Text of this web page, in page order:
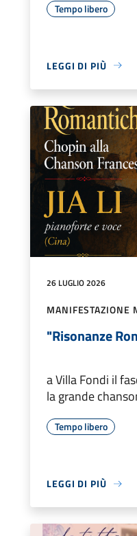
Tempo libero
LEGGI DI PIÙ
26 LUGLIO 2026
MANIFESTAZIONE
"Risonanze
a Villa Fondi il
la grande
Tempo libero
LEGGI DI PIÙ